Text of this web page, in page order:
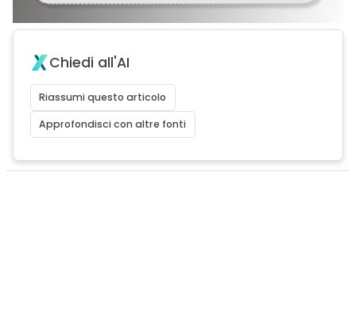
Chiedi all'AI
Riassumi questo articolo
Approfondisci con altre fonti